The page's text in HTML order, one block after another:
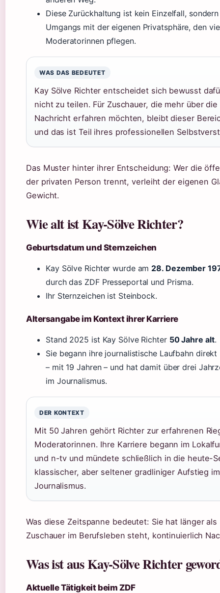
Diese Zurückhaltung ist kein Einzelfall,
Umgangs mit der eigenen Privatsphäre, den
Moderatorinnen pflegen.
WAS DAS BEDEUTET
Kay Sölve Richter entscheidet sich bewusst
nicht zu teilen. Für Zuschauer, die mehr über
Nachricht erfahren möchten, bleibt dieser
und das ist Teil ihres professionellen
Das Muster hinter ihrer Entscheidung: Wer die
der privaten Person trennt, verleiht der eigenen
Gewicht.
Wie alt ist Kay-Sölve Richter?
Geburtsdatum und Sternzeichen
Kay Sölve Richter wurde am 28. Dezember
durch das ZDF Presseportal und Prisma.
Ihr Sternzeichen ist Steinbock.
Altersangabe im Kontext ihrer Karriere
Stand 2025 ist Kay Sölve Richter 50 Jahre alt.
Sie begann ihre journalistische Laufbahn
– mit 19 Jahren – und hat damit über drei
im Journalismus.
DER KONTEXT
Mit 50 Jahren gehört Richter zur erfahrenen
Moderatorinnen. Ihre Karriere begann im
und n-tv und mündete schließlich in die heute-
klassischer, aber seltener gradliniger Aufstieg
Journalismus.
Was diese Zeitspanne bedeutet: Sie hat länger als
Zuschauer im Berufsleben steht, kontinuierlich
Was ist aus Kay-Sölve Richter
Aktuelle Tätigkeit beim ZDF